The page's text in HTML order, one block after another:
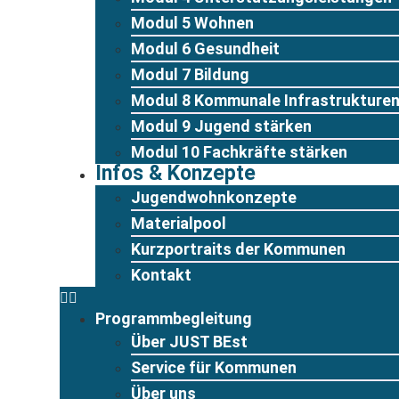
Modul 5 Wohnen
Modul 6 Gesundheit
Modul 7 Bildung
Modul 8 Kommunale
Modul 9 Jugend stärken
Modul 10 Fachkräfte stärken
Infos & Konzepte
Jugendwohnkonzepte
Materialpool
Kurzportraits der Kommunen
Kontakt
Programmbegleitung
Über JUST BEst
Service für Kommunen
Über uns